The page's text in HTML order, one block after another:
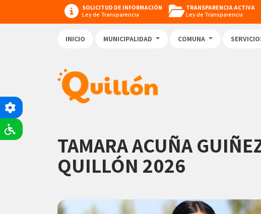
SOLICITUD DE INFORMACIÓN
Ley de Transparencia
TRANSPARENCIA ACTIVA
Ley de Transparencia
INICIO MUNICIPALIDAD COMUNA
TAMARA ACUÑA
QUILLÓN 2026